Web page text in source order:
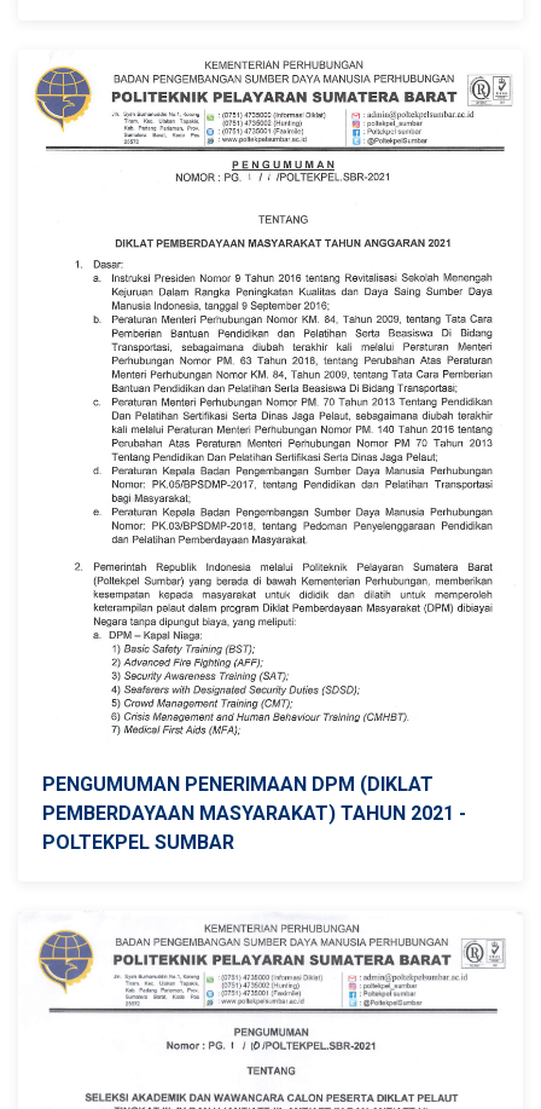
PENGUMUMAN PENERIMAAN DPM (DIKLAT
PEMBERDAYAAN MASYARAKAT) TAHUN 2021 -
POLTEKPEL SUMBAR